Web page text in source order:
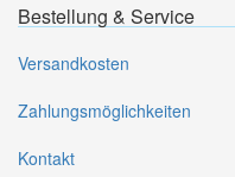
Bestellung & Service
Versandkosten
Zahlungsmöglichkeiten
Kontakt